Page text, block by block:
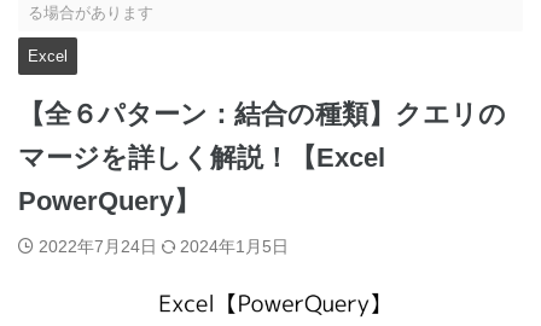
る場合があります
Excel
【全６パターン：結合の種類】クエリの
マージを詳しく解説！【Excel
PowerQuery】
2022年7月24日 2024年1月5日